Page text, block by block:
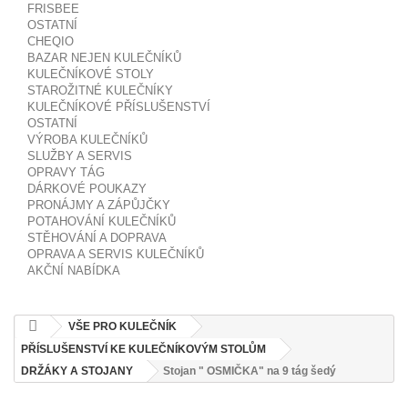
FRISBEE
OSTATNÍ
CHEQIO
BAZAR NEJEN KULEČNÍKŮ
KULEČNÍKOVÉ STOLY
STAROŽITNÉ KULEČNÍKY
KULEČNÍKOVÉ PŘÍSLUŠENSTVÍ
OSTATNÍ
VÝROBA KULEČNÍKŮ
SLUŽBY A SERVIS
OPRAVY TÁG
DÁRKOVÉ POUKAZY
PRONÁJMY A ZÁPŮJČKY
POTAHOVÁNÍ KULEČNÍKŮ
STĚHOVÁNÍ A DOPRAVA
OPRAVA A SERVIS KULEČNÍKŮ
AKČNÍ NABÍDKA
VŠE PRO KULEČNÍK
PŘÍSLUŠENSTVÍ KE KULEČNÍKOVÝM STOLŮM
DRŽÁKY A STOJANY
Stojan " OSMIČKA" na 9 tág šedý